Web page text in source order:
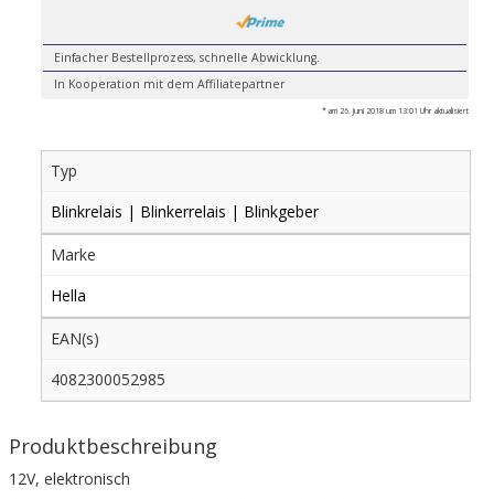
Einfacher Bestellprozess, schnelle Abwicklung.
In Kooperation mit dem Affiliatepartner
* am 26. Juni 2018 um 13:01 Uhr aktualisiert
Typ
Blinkrelais | Blinkerrelais | Blinkgeber
Marke
Hella
EAN(s)
4082300052985
Produktbeschreibung
12V, elektronisch